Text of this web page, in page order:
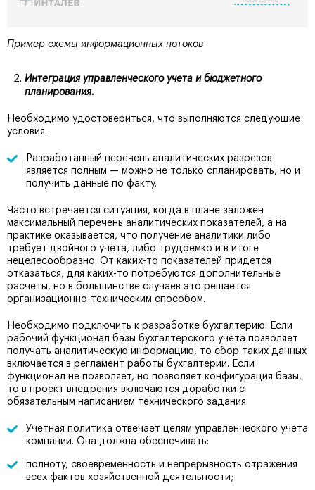
Пример схемы информационных потоков
Интеграция управленческого учета и бюджетного
планирования.
Необходимо удостовериться, что выполняются следующие
условия.
Разработанный перечень аналитических разрезов
является полным — можно не только спланировать, но и
получить данные по факту.
Часто встречается ситуация, когда в плане заложен
максимальный перечень аналитических показателей, а на
практике оказывается, что получение аналитики либо
требует двойного учета, либо трудоемко и в итоге
нецелесообразно. От каких-то показателей придется
отказаться, для каких-то потребуются дополнительные
расчеты, но в большинстве случаев это решается
организационно-техническим способом.
Необходимо подключить к разработке бухгалтерию. Если
рабочий функционал базы бухгалтерского учета позволяет
получать аналитическую информацию, то сбор таких данных
включается в регламент работы бухгалтерии. Если
функционал не позволяет, но позволяет конфигурация базы,
то в проект внедрения включаются доработки с
обязательным написанием технического задания.
Учетная политика отвечает целям управленческого учета
компании. Она должна обеспечивать:
полноту, своевременность и непрерывность отражения
всех фактов хозяйственной деятельности;